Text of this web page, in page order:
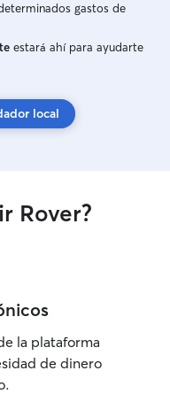
gastos de
estará ahí para ayudarte
local
Rover?
la plataforma
de dinero